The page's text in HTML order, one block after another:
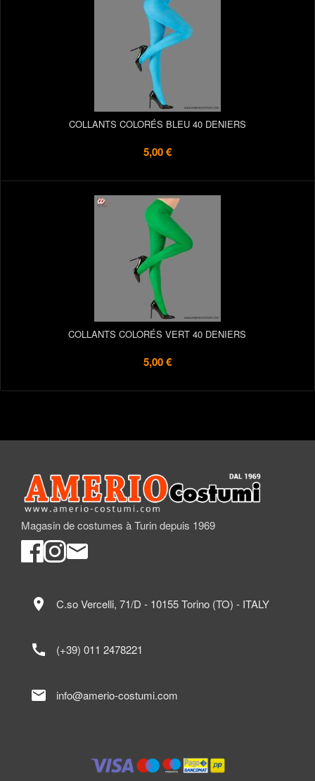
COLLANTS COLORÉS BLEU 40 DENIERS
5,00 €
COLLANTS COLORÉS VERT 40 DENIERS
5,00 €
Magasin de costumes à Turin depuis 1969
location_on C.so Vercelli, 71/D - 10155 Torino (TO) - ITALY
call (+39) 011 2478221
mail info@amerio-costumi.com